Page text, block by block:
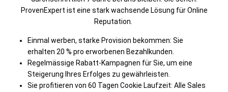
ProvenExpert ist eine stark wachsende Lösung für Online
Reputation.
Einmal werben, starke Provision bekommen: Sie
erhalten 20 % pro erworbenen Bezahlkunden.
Regelmässige Rabatt-Kampagnen für Sie, um eine
Steigerung Ihres Erfolges zu gewährleisten.
Sie profitieren von 60 Tagen Cookie Laufzeit: Alle Sales